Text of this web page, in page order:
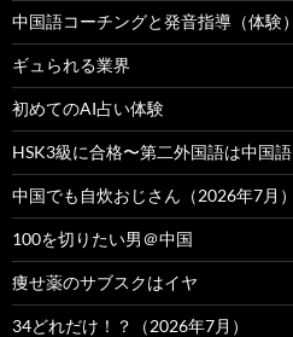
中国語コーチングと発音指導（体験）
ギュられる業界
初めてのAI占い体験
HSK3級に合格〜第二外国語は中国語
中国でも自炊おじさん（2026年7月）
100を切りたい男＠中国
痩せ薬のサブスクはイヤ
34どれだけ！？（2026年7月）